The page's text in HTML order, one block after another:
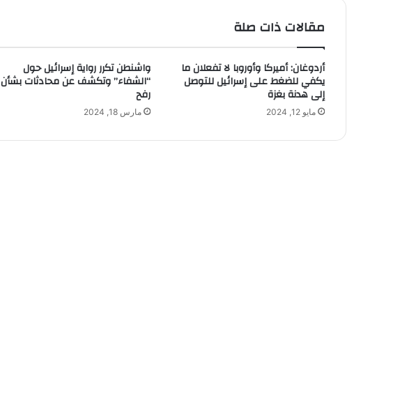
مقالات ذات صلة
أردوغان: أميركا وأوروبا لا تفعلان ما
يكفي للضغط على إسرائيل للتوصل
إلى هدنة بغزة
مايو 12, 2024
واشنطن تكرر رواية إسرائيل حول
“الشفاء” وتكشف عن محادثات بشأن
رفح
مارس 18, 2024